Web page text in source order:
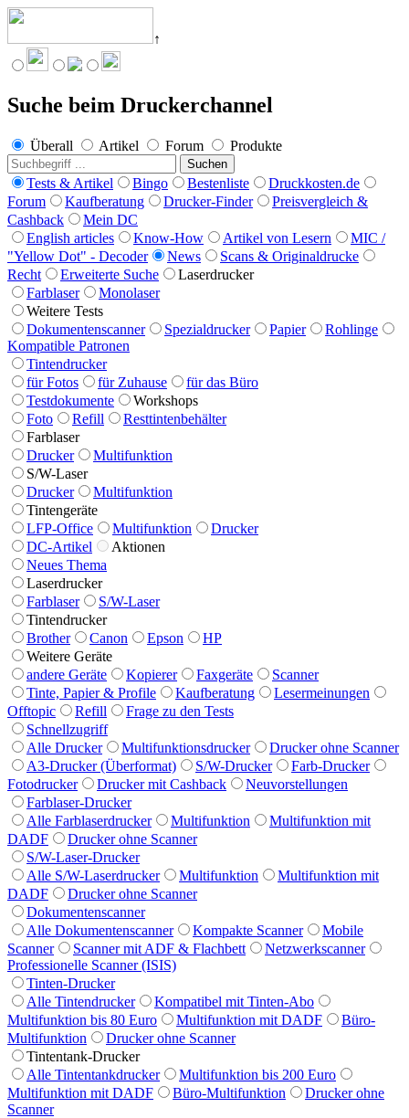
↑
Suche beim Druckerchannel
Überall Artikel Forum Produkte
Suchen
Tests & Artikel Bingo Bestenliste
Druckkosten.de
Forum
Kaufberatung Drucker-Finder
Preisvergleich &
Cashback
Mein DC
English articles
Know-How Artikel von Lesern
MIC /
"Yellow Dot" - Decoder
News
Scans & Originaldrucke
Recht
Erweiterte Suche
Laserdrucker
Farblaser
Monolaser
Weitere Tests
Dokumentenscanner
Spezialdrucker Papier
Rohlinge
Kompatible Patronen
Tintendrucker
für Fotos
für Zuhause
für das Büro
Testdokumente
Workshops
Foto
Refill
Resttintenbehälter
Farblaser
Drucker
Multifunktion
S/W-Laser
Drucker
Multifunktion
Tintengeräte
LFP-Office
Multifunktion
Drucker
DC-Artikel
Aktionen
Neues Thema
Laserdrucker
Farblaser
S/W-Laser
Tintendrucker
Brother
Canon Epson
HP
Weitere Geräte
andere Geräte
Kopierer Faxgeräte
Scanner
Tinte, Papier & Profile
Kaufberatung
Lesermeinungen
Offtopic
Refill
Frage zu den Tests
Schnellzugriff
Alle Drucker
Multifunktionsdrucker
Drucker ohne Scanner
A3-Drucker (Überformat)
S/W-Drucker
Farb-Drucker
Fotodrucker
Drucker mit Cashback
Neuvorstellungen
Farblaser-Drucker
Alle Farblaserdrucker
Multifunktion
Multifunktion mit
DADF
Drucker ohne Scanner
S/W-Laser-Drucker
Alle S/W-Laserdrucker
Multifunktion
Multifunktion mit
DADF
Drucker ohne Scanner
Dokumentenscanner
Alle Dokumentenscanner
Kompakte Scanner
Mobile
Scanner
Scanner mit ADF & Flachbett
Netzwerkscanner
Professionelle Scanner (ISIS)
Tinten-Drucker
Alle Tintendrucker
Kompatibel mit Tinten-Abo
Multifunktion bis 80 Euro
Multifunktion mit DADF
Büro-
Multifunktion
Drucker ohne Scanner
Tintentank-Drucker
Alle Tintentankdrucker
Multifunktion bis 200 Euro
Multifunktion mit DADF
Büro-Multifunktion
Drucker ohne
Scanner